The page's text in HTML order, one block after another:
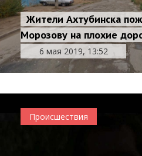
Жители Ахтубинска
Морозову на плохие
6 мая 2019, 13:52
Происшествия